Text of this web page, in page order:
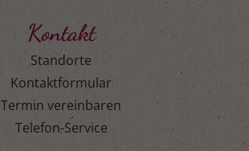
Kontakt
Standorte
Kontaktformular
Termin vereinbaren
Telefon-Service